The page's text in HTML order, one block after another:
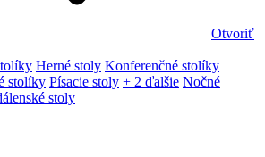
Otvoriť
Herné stoly Konferenčné stolíky
stolíky Písacie stoly + 2 ďalšie Nočné
stoly